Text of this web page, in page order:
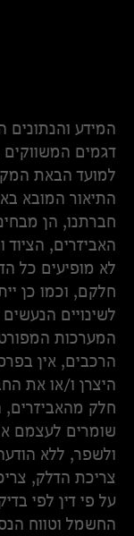
המידע והנתונים
דגמים המשווקים
למועד הבאת
התיאור המובא
חברתנו, הן
האביזרים,
לא מופיעים כל
חלקם, וכמו כן
לשינויים
המערכות
הרכבים, אין
היצרן ו/או את
חלק מהאביזרים,
שומרים לעצמם
ולשפר, ללא
צריכת הדלק,
על פי דין לפי
החשמל וטווח